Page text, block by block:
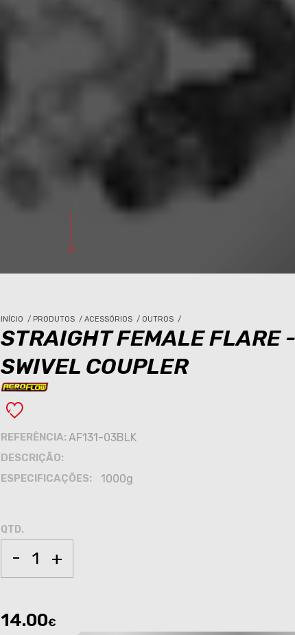
INÍCIO / PRODUTOS / ACESSÓRIOS / OUTROS /
STRAIGHT FEMALE FLARE
SWIVEL COUPLER
REFERÊNCIA: AF131-03BLK
DESCRIÇÃO:
ESPECIFICAÇÕES:
1000g
QTD.
- +
14.00€